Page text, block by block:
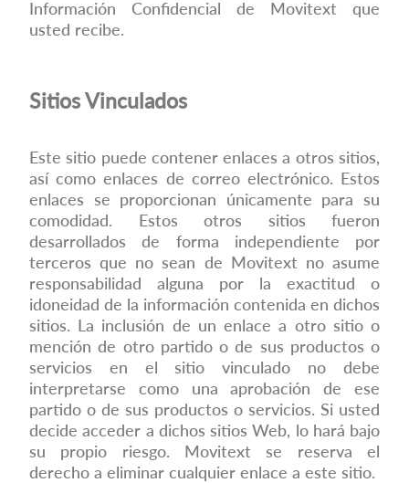
Información Confidencial de Movitext que
usted recibe.
Sitios Vinculados
Este sitio puede contener enlaces a otros sitios,
así como enlaces de correo electrónico. Estos
enlaces se proporcionan únicamente para su
comodidad. Estos otros sitios fueron
desarrollados de forma independiente por
terceros que no sean de Movitext no asume
responsabilidad alguna por la exactitud o
idoneidad de la información contenida en dichos
sitios. La inclusión de un enlace a otro sitio o
mención de otro partido o de sus productos o
servicios en el sitio vinculado no debe
interpretarse como una aprobación de ese
partido o de sus productos o servicios. Si usted
decide acceder a dichos sitios Web, lo hará bajo
su propio riesgo. Movitext se reserva el
derecho a eliminar cualquier enlace a este sitio.